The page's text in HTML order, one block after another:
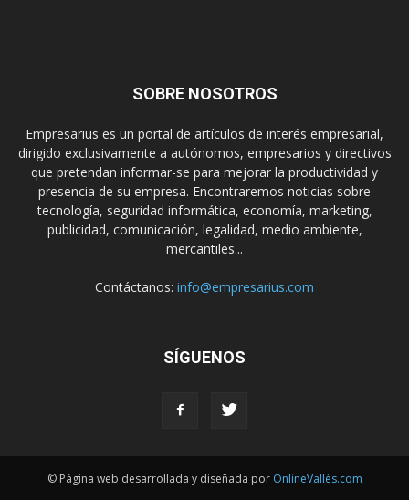
SOBRE NOSOTROS
Empresarius es un portal de artículos de interés empresarial,
dirigido exclusivamente a autónomos, empresarios y directivos
que pretendan informar-se para mejorar la productividad y
presencia de su empresa. Encontraremos noticias sobre
tecnología, seguridad informática, economía, marketing,
publicidad, comunicación, legalidad, medio ambiente,
mercantiles...
Contáctanos: info@empresarius.com
SÍGUENOS
© Página web desarrollada y diseñada por OnlineVallès.com